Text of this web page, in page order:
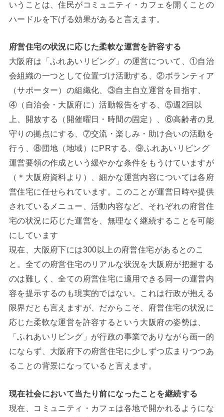
いうことは、住民がコミュニティ・カフェを開くことの
ハードルを下げる効果があると言えます。
府営住宅の状況に応じた柔軟な運営を許容する
大阪府は「ふれあいリビング」の運営について、①自治
会組織の一つとして位置づけ活動する、②ボランティア
（サポーター）の組織化、③自主自立運営を目指す、
④（自治会・大阪府に）活動報告をする、⑤週2回以
上、開放する（開催曜日・時間の固定）、⑥高齢者の見
守りの拠点にする、⑦交流・楽しみ・助け合いの活動を
行う、⑧団地（地域）にPRする、⑨ふれあいリビング
運営要領の作成という緩やかな条件をもうけていますが
（＊大阪府資料より）、細かな運営内容については各府
営住宅に任せられています。このことが運営日時や提供
されているメニュー、活動内容など、それぞれの府営住
宅の状況に応じた運営を、無理なく継続することを可能
にしています
現在、大阪府下には300以上の府営住宅があるとのこ
と。全ての府営住宅のリアルな状況を大阪府が把握する
のは難しく、全ての府営住宅に適用できる同一の運営内
容を提示するのも現実的ではない。これは行政が抱える
限界だとも言えますが、だからこそ、府営住宅の状況に
応じた柔軟な運営を許容するという大阪府の姿勢は、
「ふれあいリビング」が行政の事業でありながら画一的
にならず、大阪府下の府営住宅に少しずつ広まりつつあ
ることの背景になっていると言えます。
現在社会において当たり前になったことを継続する
現在、コミュニティ・カフェは各地で開かれるようにな